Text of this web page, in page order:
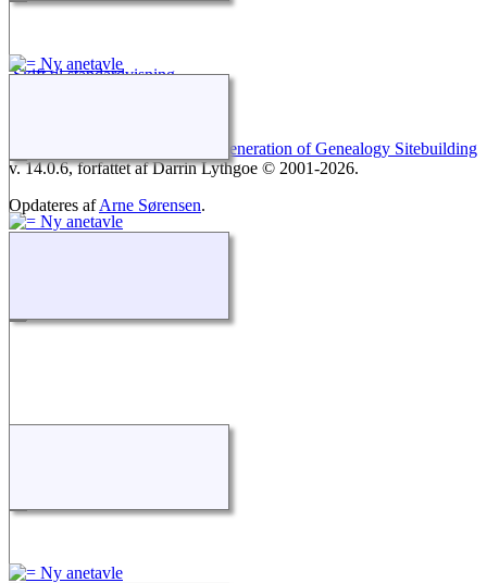
Skift til standardvisning
The Next Generation of Genealogy Sitebuilding
v. 14.0.6, forfattet af Darrin Lythgoe © 2001-2026.
Opdateres afArne Sørensen.